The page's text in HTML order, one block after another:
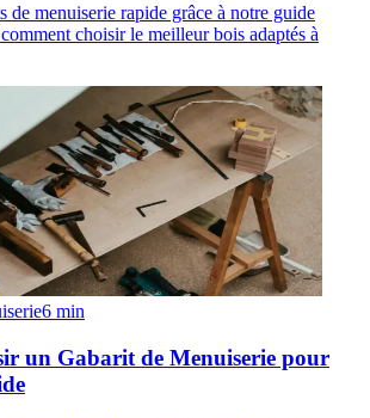
de menuiserie rapide grâce à notre guide
choisir le meilleur bois adaptés à
6 min
un Gabarit de Menuiserie pour